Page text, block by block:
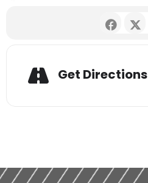
Get Directions